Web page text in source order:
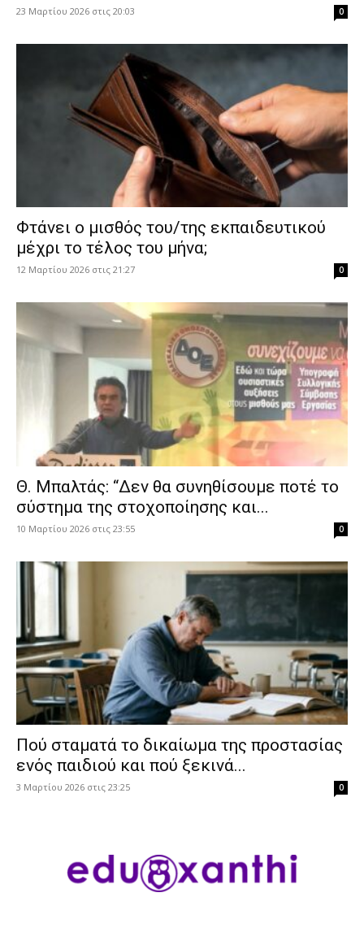
23 Μαρτίου 2026 στις 20:03 0
Φτάνει ο μισθός του/της εκπαιδευτικού
μέχρι το τέλος του μήνα;
12 Μαρτίου 2026 στις 21:27 0
Θ. Μπαλτάς: “Δεν θα συνηθίσουμε ποτέ το
σύστημα της στοχοποίησης και...
10 Μαρτίου 2026 στις 23:55 0
Πού σταματά το δικαίωμα της προστασίας
ενός παιδιού και πού ξεκινά...
3 Μαρτίου 2026 στις 23:25 0